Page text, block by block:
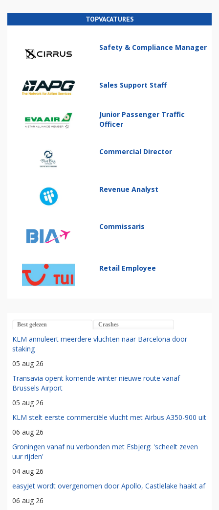
TOPVACATURES
Safety & Compliance Manager
Sales Support Staff
Junior Passenger Traffic
Officer
Commercial Director
Revenue Analyst
Commissaris
Retail Employee
Best gelezen Crashes
KLM annuleert meerdere vluchten naar Barcelona door
staking
05 aug 26
Transavia opent komende winter nieuwe route vanaf
Brussels Airport
05 aug 26
KLM stelt eerste commerciële vlucht met Airbus A350-900 uit
06 aug 26
Groningen vanaf nu verbonden met Esbjerg: 'scheelt zeven
uur rijden'
04 aug 26
easyJet wordt overgenomen door Apollo, Castlelake haakt af
06 aug 26